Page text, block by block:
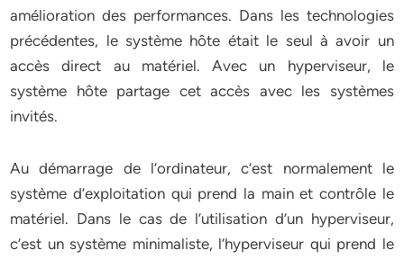
amélioration des performances. Dans les technologies
précédentes, le système hôte était le seul à avoir un
accès direct au matériel. Avec un hyperviseur, le
système hôte partage cet accès avec les systèmes
invités.
Au démarrage de l’ordinateur, c’est normalement le
système d’exploitation qui prend la main et contrôle le
matériel. Dans le cas de l’utilisation d’un hyperviseur,
c’est un système minimaliste, l’hyperviseur qui prend le